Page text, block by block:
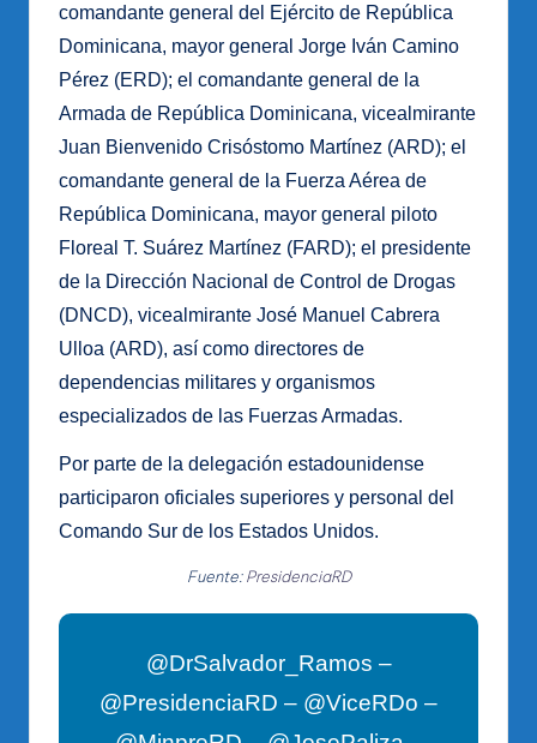
comandante general del Ejército de República
Dominicana, mayor general Jorge Iván Camino
Pérez (ERD); el comandante general de la
Armada de República Dominicana, vicealmirante
Juan Bienvenido Crisóstomo Martínez (ARD); el
comandante general de la Fuerza Aérea de
República Dominicana, mayor general piloto
Floreal T. Suárez Martínez (FARD); el presidente
de la Dirección Nacional de Control de Drogas
(DNCD), vicealmirante José Manuel Cabrera
Ulloa (ARD), así como directores de
dependencias militares y organismos
especializados de las Fuerzas Armadas.
Por parte de la delegación estadounidense
participaron oficiales superiores y personal del
Comando Sur de los Estados Unidos.
Fuente:PresidenciaRD
@DrSalvador_Ramos –
@PresidenciaRD – @ViceRDo –